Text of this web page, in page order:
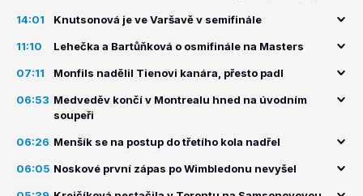
14:01 Knutsonová je ve Varšavě v semifinále
11:10 Lehečka a Bartůňková o osmifinále na Masters
07:11 Monfils nadělil Tienovi kanára, přesto padl
06:53 Medveděv končí v Montrealu hned na úvodním
soupeři
06:26 Menšík se na postup do třetího kola nadřel
06:05 Noskové první zápas po Wimbledonu nevyšel